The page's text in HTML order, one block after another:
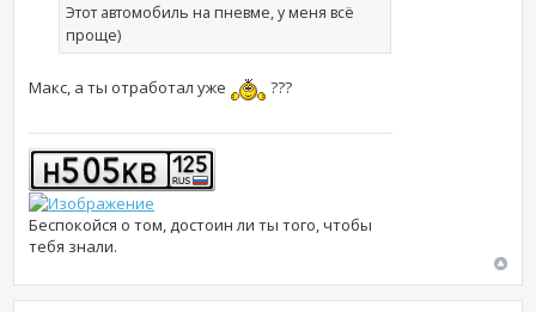
Этот автомобиль на пневме, у меня всё
проще)
Макс, а ты отработал уже ???
Беспокойся о том, достоин ли ты того, чтобы
тебя знали.